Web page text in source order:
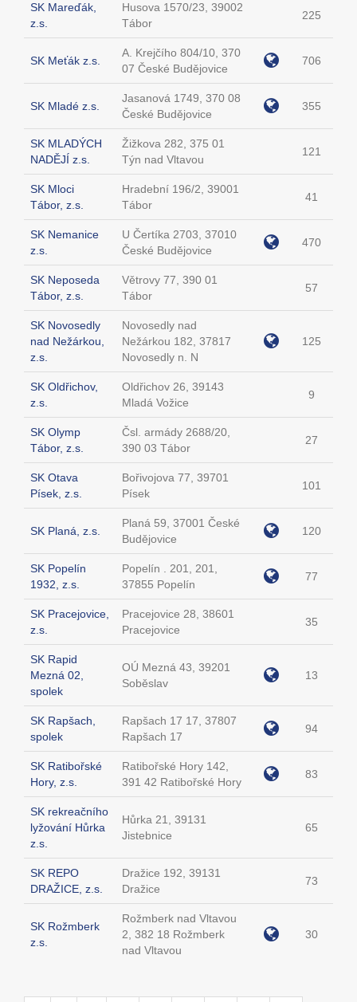
SK Mareďák,
z.s.
Husova 1570/23, 39002
Tábor
225
SK Meťák z.s.
A. Krejčího 804/10, 370
07 České Budějovice
706
SK Mladé z.s.
Jasanová 1749, 370 08
České Budějovice
355
SK MLADÝCH
NADĚJÍ z.s.
Žižkova 282, 375 01
Týn nad Vltavou
121
SK Mloci
Tábor, z.s.
Hradební 196/2, 39001
Tábor
41
SK Nemanice
z.s.
U Čertíka 2703, 37010
České Budějovice
470
SK Neposeda
Tábor, z.s.
Větrovy 77, 390 01
Tábor
57
SK Novosedly
nad Nežárkou,
z.s.
Novosedly nad
Nežárkou 182, 37817
Novosedly n. N
125
SK Oldřichov,
z.s.
Oldřichov 26, 39143
Mladá Vožice
9
SK Olymp
Tábor, z.s.
Čsl. armády 2688/20,
390 03 Tábor
27
SK Otava
Písek, z.s.
Bořivojova 77, 39701
Písek
101
SK Planá, z.s.
Planá 59, 37001 České
Budějovice
120
SK Popelín
1932, z.s.
Popelín . 201, 201,
37855 Popelín
77
SK Pracejovice,
z.s.
Pracejovice 28, 38601
Pracejovice
35
SK Rapid
Mezná 02,
spolek
OÚ Mezná 43, 39201
Soběslav
13
SK Rapšach,
spolek
Rapšach 17 17, 37807
Rapšach 17
94
SK Ratibořské
Hory, z.s.
Ratibořské Hory 142,
391 42 Ratibořské Hory
83
SK rekreačního
lyžování Hůrka
z.s.
Hůrka 21, 39131
Jistebnice
65
SK REPO
DRAŽICE, z.s.
Dražice 192, 39131
Dražice
73
SK Rožmberk
z.s.
Rožmberk nad Vltavou
2, 382 18 Rožmberk
nad Vltavou
30